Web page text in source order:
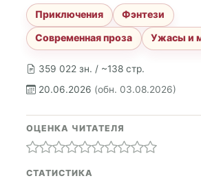
359 022 зн. / ~138 стр.
20.06.2026 (обн. 03.08.2026)
Приключения
Фэнтези
Современная проза
Ужасы и
ОЦЕНКА ЧИТАТЕЛЯ
СТАТИСТИКА